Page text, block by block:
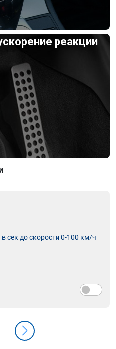
реакции
сек до скорости 0-100 км/ч